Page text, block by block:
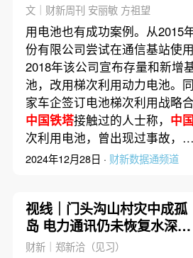
有争议
文｜财新周刊 安丽敏 方祖望
用电池也有成功案例。从2015
份有限公司尝试在通信基站使
2018年该公司宣布存量和新增
池，改用梯次利用动力电池。同
家车企签订电池梯次利用战略
中国铁塔接触过的人士称， 中
次利用电池，曾出现过事故
2024年12月28日 · 财新数据通频道
视线｜门头沟山村灾中成孤
岛 电力通讯仍未恢复水深曾
达2米
财新｜郑新洽（见习）